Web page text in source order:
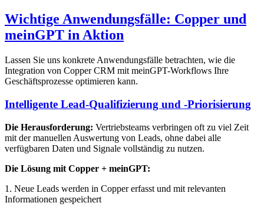
Wichtige Anwendungsfälle: Copper und
meinGPT in Aktion
Lassen Sie uns konkrete Anwendungsfälle betrachten, wie die
Integration von Copper CRM mit meinGPT-Workflows Ihre
Geschäftsprozesse optimieren kann.
Intelligente Lead-Qualifizierung und -Priorisierung
Die Herausforderung: Vertriebsteams verbringen oft zu viel Zeit
mit der manuellen Auswertung von Leads, ohne dabei alle
verfügbaren Daten und Signale vollständig zu nutzen.
Die Lösung mit Copper + meinGPT:
1. Neue Leads werden in Copper erfasst und mit relevanten
Informationen gespeichert